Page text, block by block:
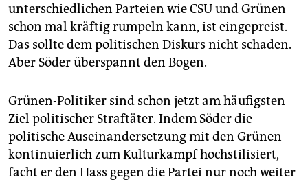
unterschiedlichen Parteien wie CSU und Grünen
schon mal kräftig rumpeln kann, ist eingepreist.
Das sollte dem politischen Diskurs nicht schaden.
Aber Söder überspannt den Bogen.
Grünen-Politiker sind schon jetzt am häufigsten
Ziel politischer Straftäter. Indem Söder die
politische Auseinandersetzung mit den Grünen
kontinuierlich zum Kulturkampf hochstilisiert,
facht er den Hass gegen die Partei nur noch weiter